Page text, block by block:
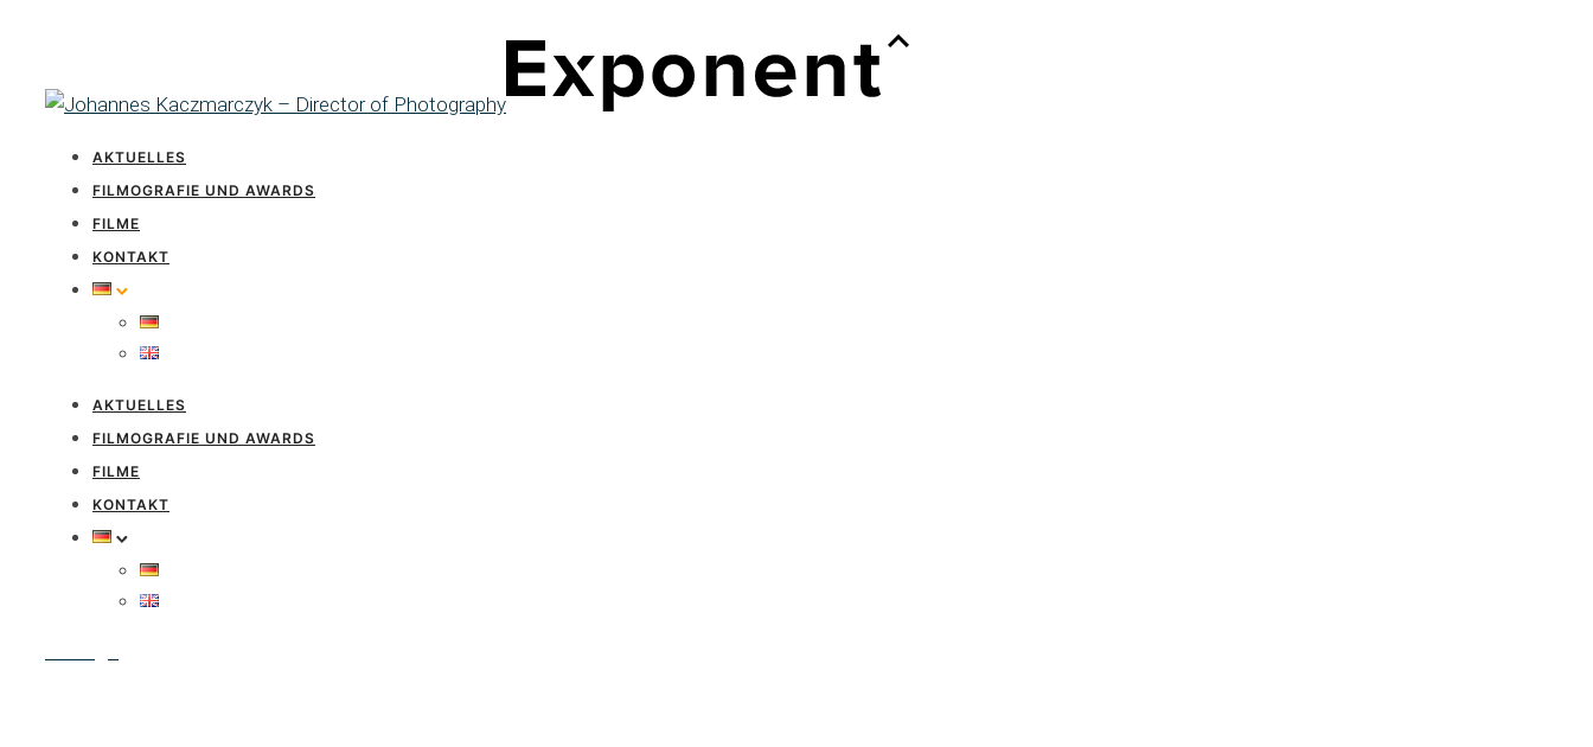
AKTUELLES
FILMOGRAFIE UND AWARDS
FILME
KONTAKT
AKTUELLES
FILMOGRAFIE UND AWARDS
FILME
KONTAKT